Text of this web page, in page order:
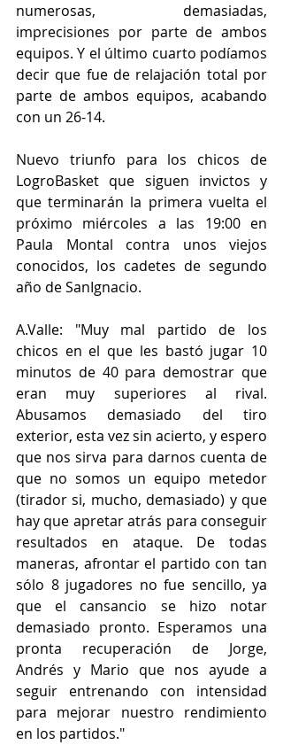
numerosas, demasiadas,
imprecisiones por parte de ambos
equipos. Y el último cuarto podíamos
decir que fue de relajación total por
parte de ambos equipos, acabando
con un 26-14.
Nuevo triunfo para los chicos de
LogroBasket que siguen invictos y
que terminarán la primera vuelta el
próximo miércoles a las 19:00 en
Paula Montal contra unos viejos
conocidos, los cadetes de segundo
año de SanIgnacio.
A.Valle: "Muy mal partido de los
chicos en el que les bastó jugar 10
minutos de 40 para demostrar que
eran muy superiores al rival.
Abusamos demasiado del tiro
exterior, esta vez sin acierto, y espero
que nos sirva para darnos cuenta de
que no somos un equipo metedor
(tirador si, mucho, demasiado) y que
hay que apretar atrás para conseguir
resultados en ataque. De todas
maneras, afrontar el partido con tan
sólo 8 jugadores no fue sencillo, ya
que el cansancio se hizo notar
demasiado pronto. Esperamos una
pronta recuperación de Jorge,
Andrés y Mario que nos ayude a
seguir entrenando con intensidad
para mejorar nuestro rendimiento
en los partidos."